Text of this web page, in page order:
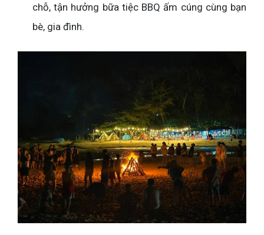
chỗ, tận hưởng bữa tiệc BBQ ấm cúng cùng bạn
bè, gia đình.